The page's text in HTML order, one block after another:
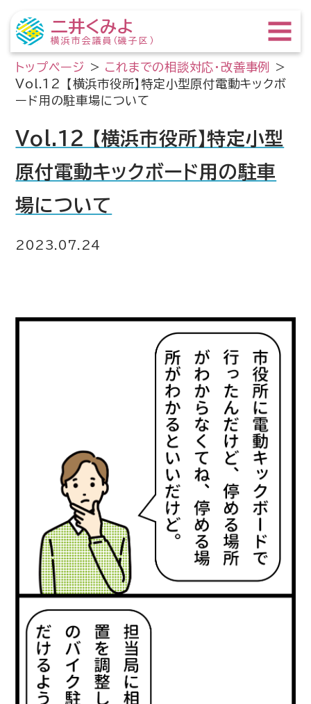
二井くみよ
横浜市会議員（磯子区）
トップページ > これまでの相談対応・改善事例
>
Vol.12 【横浜市役所】特定小型原付電動キックボ
ード用の駐車場について
Vol.12 【横浜市役所】特定小型
原付電動キックボード用の駐車
場について
2023.07.24